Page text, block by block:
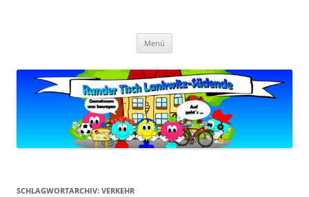
Menü
SCHLAGWORTARCHIV: VERKEHR